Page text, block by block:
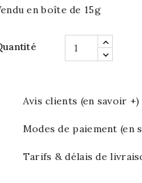
en boîte de 15g
Avis clients (en savoir +)
Modes de paiement (en
Tarifs & délais de